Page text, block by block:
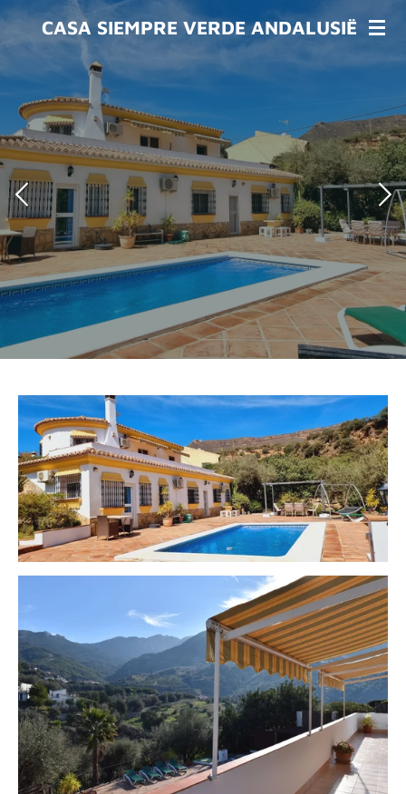
Skip
to
content
CASA SIEMPRE VERDE ANDALUSIË